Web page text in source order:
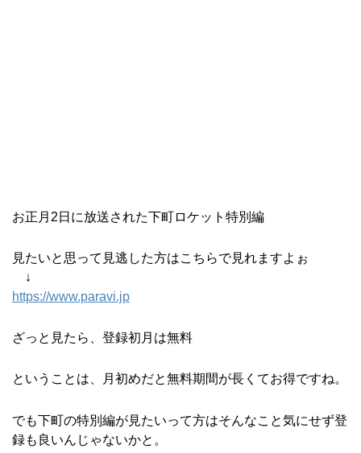
お正月2日に放送された下町ロケット特別編
見たいと思って見逃した方はこちらで見れますよぉ
↓
https://www.paravi.jp
ざっと見たら、登録初月は無料
ということは、月初めだと無料期間が長くてお得ですね。
でも下町の特別編が見たいって方はそんなこと気にせず登
録も良いんじゃないかと。